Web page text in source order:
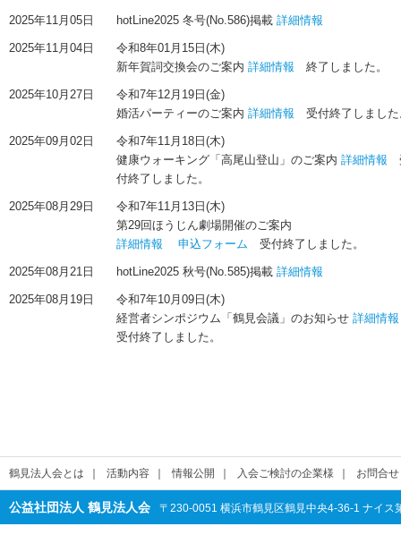
2025年11月05日 hotLine2025 冬号(No.586)掲載 詳細情報
2025年11月04日
令和8年01月15日(木)
新年賀詞交換会のご案内 詳細情報 終了しました。
2025年10月27日
令和7年12月19日(金)
婚活パーティーのご案内 詳細情報 受付終了しました
2025年09月02日
令和7年11月18日(木)
健康ウォーキング「高尾山登山」のご案内 詳細情報
付終了しました。
2025年08月29日
令和7年11月13日(木)
第29回ほうじん劇場開催のご案内
詳細情報
申込フォーム 受付終了しました。
2025年08月21日 hotLine2025 秋号(No.585)掲載 詳細情報
2025年08月19日
令和7年10月09日(木)
経営者シンポジウム「鶴見会議」のお知らせ 詳細情報
受付終了しました。
鶴見法人会とは 活動内容 情報公開 入会ご検討の企業様 お問合せ
公益社団法人 鶴見法人会 〒230-0051 横浜市鶴見区鶴見中央4-36-1 ナイス